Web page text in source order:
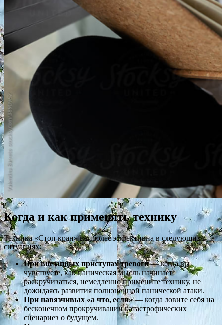
Когда и как применять технику
Техника «Стоп-кран» наиболее эффективна в следующих
ситуациях:
При внезапных приступах тревоги— когда вы
чувствуете, как паническая мысль начинает
раскручиваться, немедленно примените технику, не
дожидаясь развития полноценной панической атаки.
При навязчивых «а что, если»— когда ловите себя на
бесконечном прокручивании катастрофических
сценариев о будущем.